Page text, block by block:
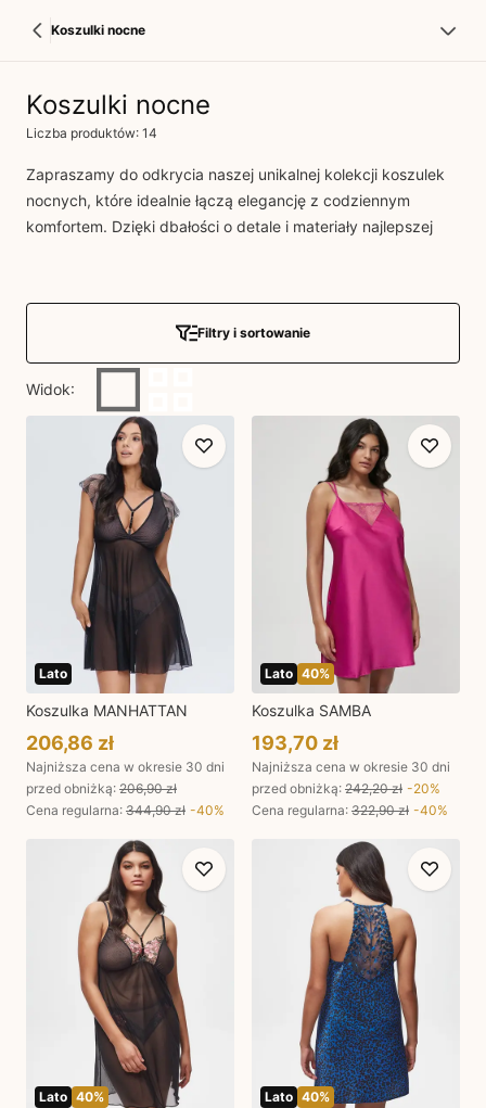
Koszulki nocne
Koszulki nocne
Liczba produktów: 14
Zapraszamy do odkrycia naszej unikalnej kolekcji koszulek
nocnych, które idealnie łączą elegancję z codziennym
komfortem. Dzięki dbałości o detale i materiały najlepszej
wybór dla każdej kobiety ceniącej sobie styl i bieżące
trendy. Znajdź swoją idealną koszulę nocną już dziś i
podaruj sobie odrobinę luksusu każdej nocy!
Filtry i sortowanie
Widok:
Lato
Koszulka MANHATTAN
206,86 zł
Najniższa cena w okresie 30 dni
przed obniżką: 206,90 zł
Cena regularna: 344,90 zł -40%
Lato 40%
Koszulka SAMBA
193,70 zł
Najniższa cena w okresie 30 dni
przed obniżką: 242,20 zł -20%
Cena regularna: 322,90 zł -40%
Lato 40% Lato 40%